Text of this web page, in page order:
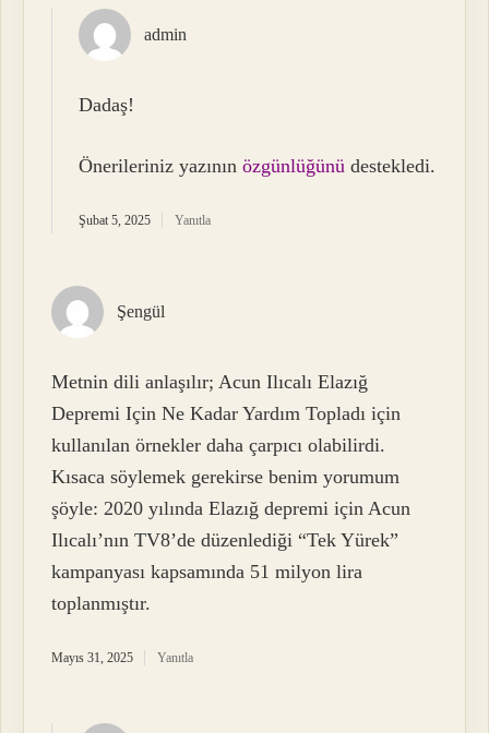
admin
Dadaş!
Önerileriniz yazınınözgünlüğünü destekledi.
Şubat 5, 2025 Yanıtla
Şengül
Metnin dili anlaşılır; Acun Ilıcalı Elazığ
Depremi Için Ne Kadar Yardım Topladı için
kullanılan örnekler daha çarpıcı olabilirdi.
Kısaca söylemek gerekirse benim yorumum
şöyle: 2020 yılında Elazığ depremi için Acun
Ilıcalı’nın TV8’de düzenlediği “Tek Yürek”
kampanyası kapsamında 51 milyon lira
toplanmıştır.
Mayıs 31, 2025 Yanıtla